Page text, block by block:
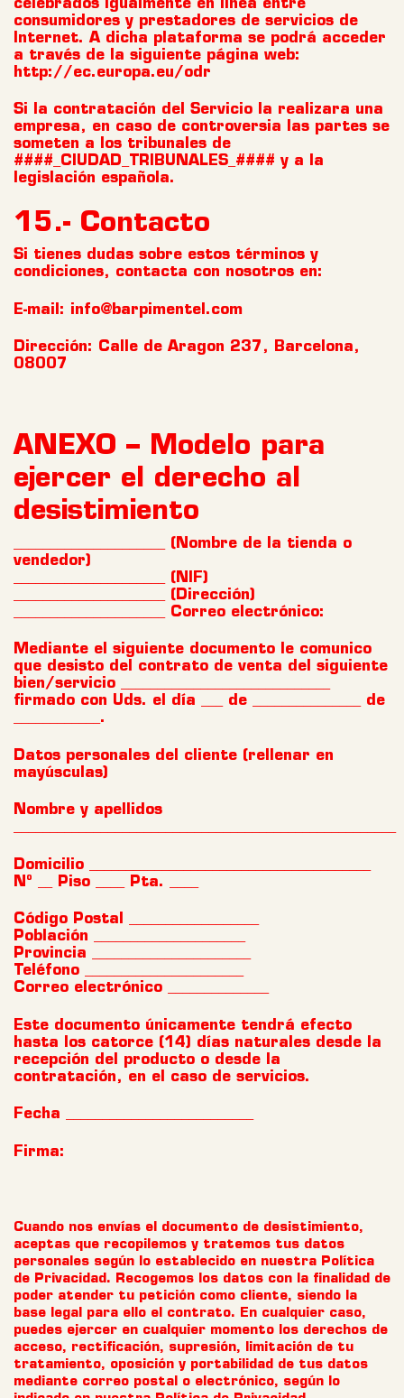
celebrados igualmente en línea entre
consumidores y prestadores de servicios de
Internet. A dicha plataforma se podrá acceder
a través de la siguiente página web:
http://ec.europa.eu/odr
Si la contratación del Servicio la realizara una
empresa, en caso de controversia las partes se
someten a los tribunales de
####_CIUDAD_TRIBUNALES_#### y a la
legislación española.
15.- Contacto
Si tienes dudas sobre estos términos y
condiciones, contacta con nosotros en:
E-mail: info@barpimentel.com
Dirección: Calle de Aragon 237, Barcelona,
08007
ANEXO – Modelo para
ejercer el derecho al
desistimiento
_____________________ (Nombre de la tienda o
vendedor)
_____________________ (NIF)
_____________________ (Dirección)
_____________________ Correo electrónico:
Mediante el siguiente documento le comunico
que desisto del contrato de venta del siguiente
bien/servicio _____________________________
firmado con Uds. el día ___ de _______________ de
____________.
Datos personales del cliente (rellenar en
mayúsculas)
Nombre y apellidos
Domicilio _______________________________________
Nº __ Piso ____ Pta. ____
Código Postal __________________
Población _____________________
Provincia ______________________
Teléfono ______________________
Correo electrónico ______________
Este documento únicamente tendrá efecto
hasta los catorce (14) días naturales desde la
recepción del producto o desde la
contratación, en el caso de servicios.
Fecha __________________________
Firma:
Cuando nos envías el documento de desistimiento,
aceptas que recopilemos y tratemos tus datos
personales según lo establecido en nuestra Política
de Privacidad. Recogemos los datos con la finalidad de
poder atender tu petición como cliente, siendo la
base legal para ello el contrato. En cualquier caso,
puedes ejercer en cualquier momento los derechos de
acceso, rectificación, supresión, limitación de tu
tratamiento, oposición y portabilidad de tus datos
mediante correo postal o electrónico, según lo